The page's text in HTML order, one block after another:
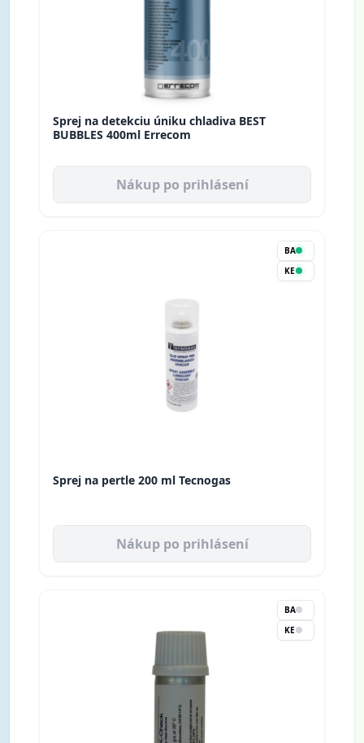
Sprej na detekciu úniku chladiva BEST
BUBBLES 400ml Errecom
Nákup po prihlásení
BA
KE
Sprej na pertle 200 ml Tecnogas
Nákup po prihlásení
BA
KE